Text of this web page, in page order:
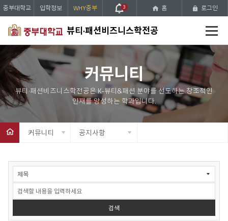
뷰티·패션비즈니스학전공
메
중부대학교 입학정보 WHY중부 3 홈 로그인
커뮤니티
커뮤니티 공지사항
커
티
공
검색